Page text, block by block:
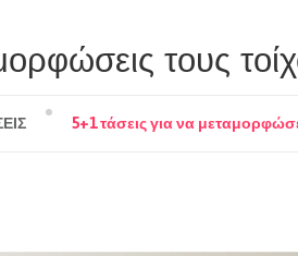
τους
5+1 τάσεις για να